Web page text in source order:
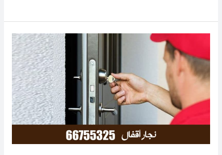
فتح
اقفال
الوفرة